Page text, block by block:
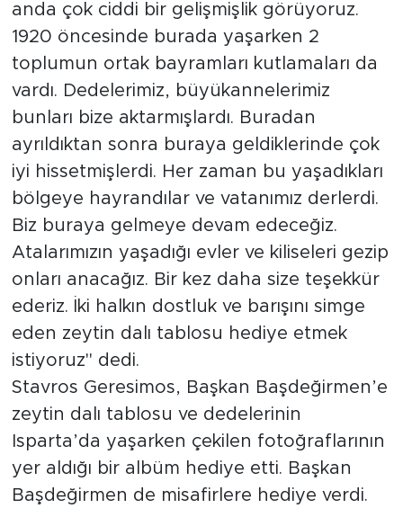
anda çok ciddi bir gelişmişlik görüyoruz.
1920 öncesinde burada yaşarken 2
toplumun ortak bayramları kutlamaları da
vardı. Dedelerimiz, büyükannelerimiz
bunları bize aktarmışlardı. Buradan
ayrıldıktan sonra buraya geldiklerinde çok
iyi hissetmişlerdi. Her zaman bu yaşadıkları
bölgeye hayrandılar ve vatanımız derlerdi.
Biz buraya gelmeye devam edeceğiz.
Atalarımızın yaşadığı evler ve kiliseleri gezip
onları anacağız. Bir kez daha size teşekkür
ederiz. İki halkın dostluk ve barışını simge
eden zeytin dalı tablosu hediye etmek
istiyoruz" dedi.
Stavros Geresimos, Başkan Başdeğirmen’e
zeytin dalı tablosu ve dedelerinin
Isparta’da yaşarken çekilen fotoğraflarının
yer aldığı bir albüm hediye etti. Başkan
Başdeğirmen de misafirlere hediye verdi.